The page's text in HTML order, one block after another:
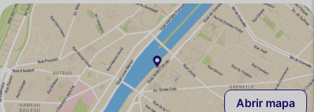
Abrir mapa